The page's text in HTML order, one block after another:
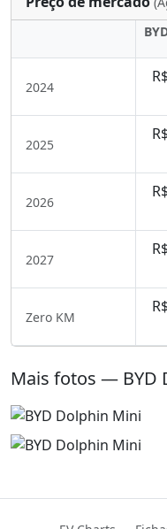
2024
2025
2026
2027
Zero KM
Mais fotos — BYD